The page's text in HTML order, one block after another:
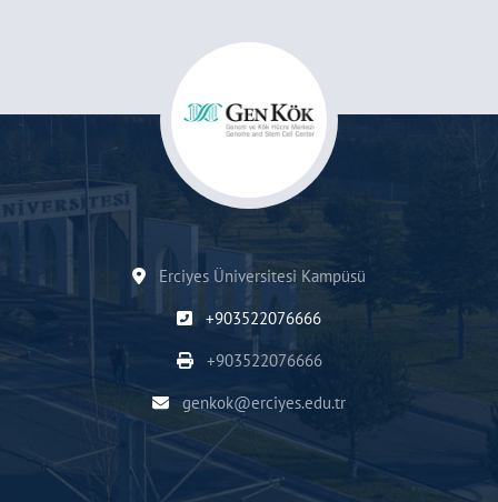
Erciyes Üniversitesi Kampüsü
+903522076666
+903522076666
genkok@erciyes.edu.tr